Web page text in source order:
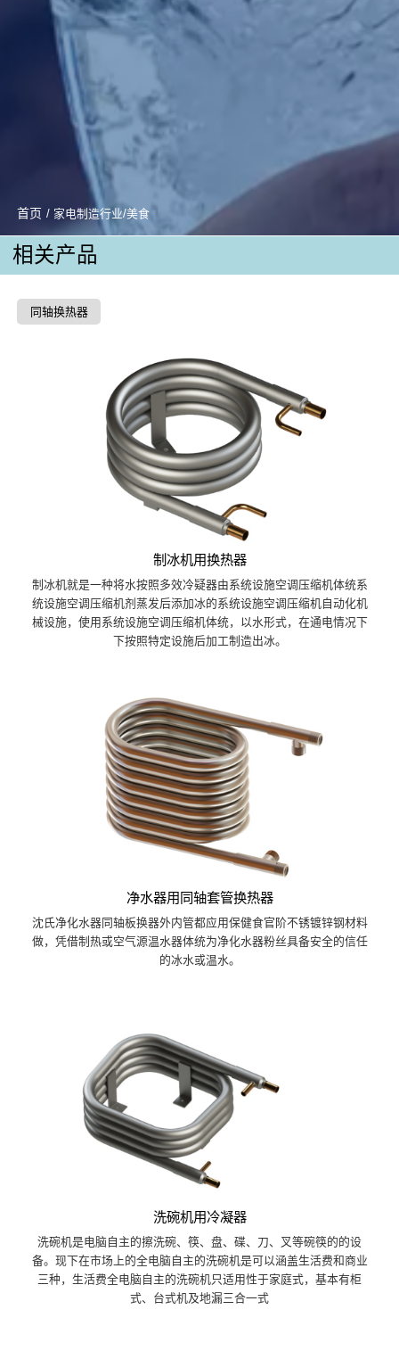
首页 / 家电制造行业/美食
相关产品
同轴换热器
制冰机用换热器
制冰机就是一种将水按照多效冷疑器由系统设施空调压缩机体统系
统设施空调压缩机剂蒸发后添加冰的系统设施空调压缩机自动化机
械设施，使用系统设施空调压缩机体统，以水形式，在通电情况下
下按照特定设施后加工制造出冰。
净水器用同轴套管换热器
沈氏净化水器同轴板换器外内管都应用保健食官阶不锈镀锌钢材料
做，凭借制热或空气源温水器体统为净化水器粉丝具备安全的信任
的冰水或温水。
洗碗机用冷凝器
洗碗机是电脑自主的擦洗碗、筷、盘、碟、刀、叉等碗筷的的设
备。现下在市场上的全电脑自主的洗碗机是可以涵盖生活费和商业
三种，生活费全电脑自主的洗碗机只适用性于家庭式，基本有柜
式、台式机及地漏三合一式